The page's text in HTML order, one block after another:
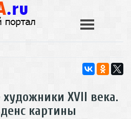
XVII века.
картины